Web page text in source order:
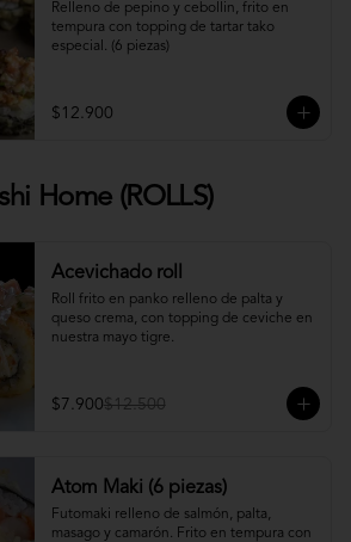
Relleno de pepino y cebollin, frito en
tempura con topping de tartar tako
especial. (6 piezas)
$12.900
Home (ROLLS)
Acevichado roll
Roll frito en panko relleno de palta y
queso crema, con topping de ceviche en
nuestra mayo tigre.
$7.900$12.500
Atom Maki (6 piezas)
Futomaki relleno de salmón, palta,
masago y camarón. Frito en tempura con